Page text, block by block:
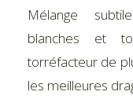
Mélange
blanches et
torréfacteur de
les meilleures